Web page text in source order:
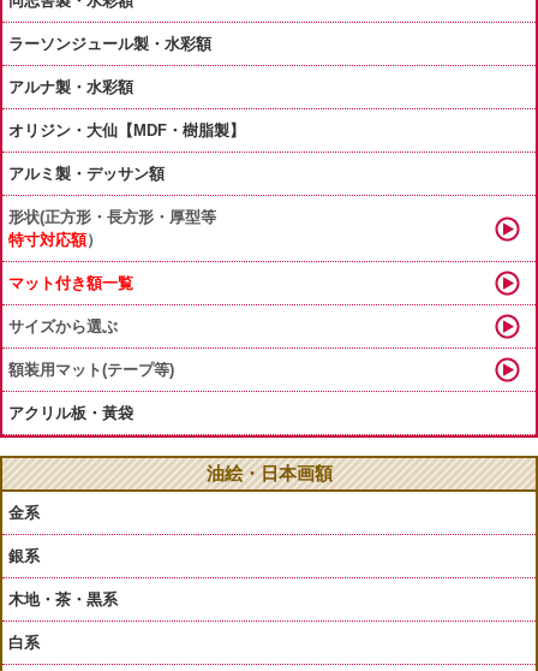
ラーソンジュール製・水彩額
アルナ製・水彩額
オリジン・大仙【MDF・樹脂製】
アルミ製・デッサン額
形状(正方形・長方形・厚型等
特寸対応額）
マット付き額一覧
サイズから選ぶ
額装用マット(テープ等)
アクリル板・黃袋
油絵・日本画額
金系
銀系
木地・茶・黒系
白系